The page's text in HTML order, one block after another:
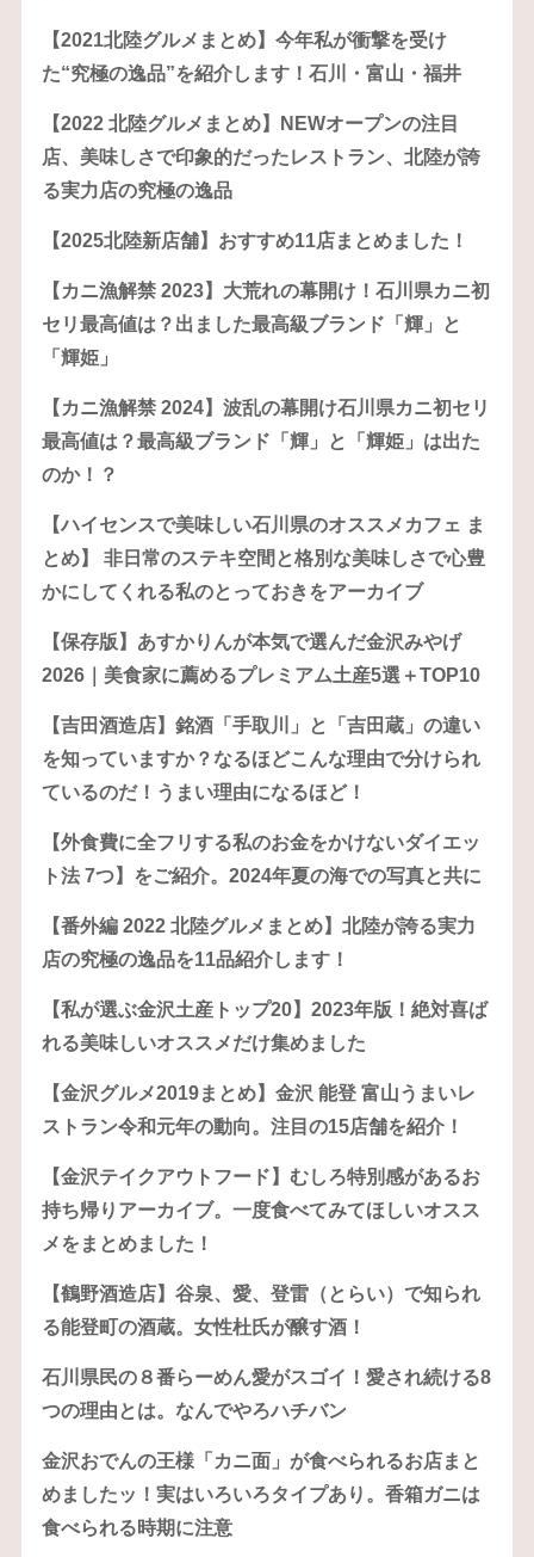
【2021北陸グルメまとめ】今年私が衝撃を受け
た“究極の逸品”を紹介します！石川・富山・福井
【2022 北陸グルメまとめ】NEWオープンの注目
店、美味しさで印象的だったレストラン、北陸が誇
る実力店の究極の逸品
【2025北陸新店舗】おすすめ11店まとめました！
【カニ漁解禁 2023】大荒れの幕開け！石川県カニ初
セリ最高値は？出ました最高級ブランド「輝」と
「輝姫」
【カニ漁解禁 2024】波乱の幕開け石川県カニ初セリ
最高値は？最高級ブランド「輝」と「輝姫」は出た
のか！？
【ハイセンスで美味しい石川県のオススメカフェ ま
とめ】 非日常のステキ空間と格別な美味しさで心豊
かにしてくれる私のとっておきをアーカイブ
【保存版】あすかりんが本気で選んだ金沢みやげ
2026｜美食家に薦めるプレミアム土産5選＋TOP10
【吉田酒造店】銘酒「手取川」と「吉田蔵」の違い
を知っていますか？なるほどこんな理由で分けられ
ているのだ！うまい理由になるほど！
【外食費に全フリする私のお金をかけないダイエッ
ト法 7つ】をご紹介。2024年夏の海での写真と共に
【番外編 2022 北陸グルメまとめ】北陸が誇る実力
店の究極の逸品を11品紹介します！
【私が選ぶ金沢土産トップ20】2023年版！絶対喜ば
れる美味しいオススメだけ集めました
【金沢グルメ2019まとめ】金沢 能登 富山うまいレ
ストラン令和元年の動向。注目の15店舗を紹介！
【金沢テイクアウトフード】むしろ特別感があるお
持ち帰りアーカイブ。一度食べてみてほしいオスス
メをまとめました！
【鶴野酒造店】谷泉、愛、登雷（とらい）で知られ
る能登町の酒蔵。女性杜氏が醸す酒！
石川県民の８番らーめん愛がスゴイ！愛され続ける8
つの理由とは。なんでやろハチバン
金沢おでんの王様「カニ面」が食べられるお店まと
めましたッ！実はいろいろタイプあり。香箱ガニは
食べられる時期に注意